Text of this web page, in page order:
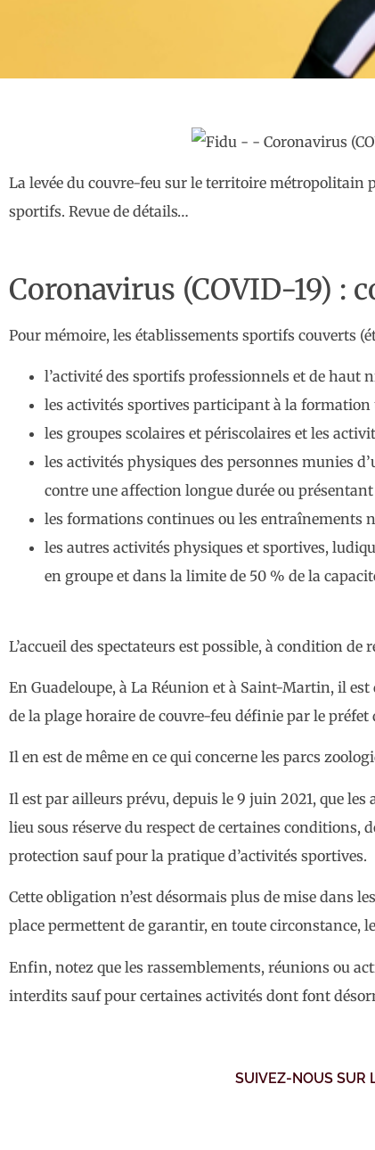
La levée du couvre-feu sur le territoire métropolitain
sportifs. Revue de détails…
Coronavirus (COVID-19) :
Pour mémoire, les établissements sportifs couverts
l’activité des sportifs professionnels et de haut
les activités sportives participant à la
les groupes scolaires et périscolaires et les
les activités physiques des personnes munies
contre une affection longue durée ou
les formations continues ou les entraînements
les autres activités physiques et sportives,
en groupe et dans la limite de 50 % de la
L’accueil des spectateurs est possible, à condition
En Guadeloupe, à La Réunion et à Saint-Martin, il
de la plage horaire de couvre-feu définie par le préfet
Il en est de même en ce qui concerne les parcs
Il est par ailleurs prévu, depuis le 9 juin 2021, que
lieu sous réserve du respect de certaines conditions,
protection sauf pour la pratique d’activités sportives.
Cette obligation n’est désormais plus de mise dans
place permettent de garantir, en toute circonstance,
Enfin, notez que les rassemblements, réunions ou
interdits sauf pour certaines activités dont font
SUIVEZ-NOUS SUR